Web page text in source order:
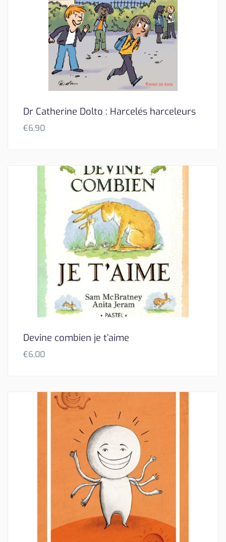
Dr Catherine Dolto : Harcelés harceleurs
€6,90
Devine combien je t’aime
€6,00